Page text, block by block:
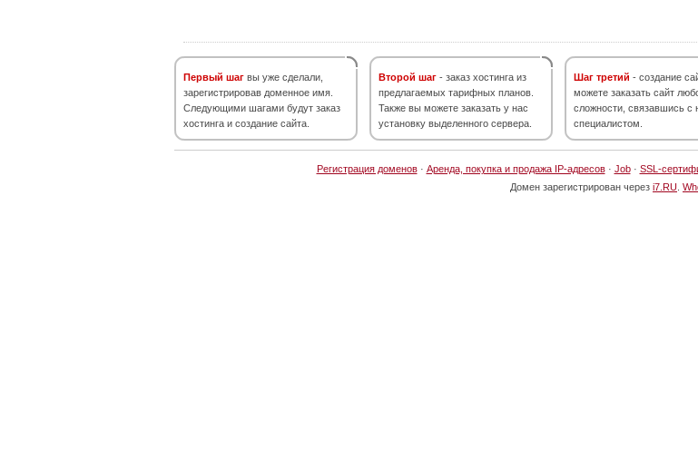
Первый шаг вы уже сделали,
зарегистрировав доменное имя.
Следующими шагами будут заказ
хостинга и создание сайта.
Второй шаг - заказ хостинга из
предлагаемых тарифных планов.
Также вы можете заказать у нас
установку выделенного сервера.
Шаг третий - создание
можете заказать сайт
сложности, связавшись с
специалистом.
Регистрация доменов· Аренда, покупка и продажа IP-адресов· Job· SSL-
Домен зарегистрирован через i7.RU